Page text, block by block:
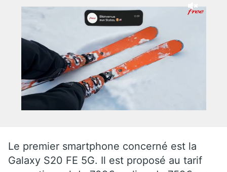
Le premier smartphone concerné est la
Galaxy S20 FE 5G. Il est proposé au tarif